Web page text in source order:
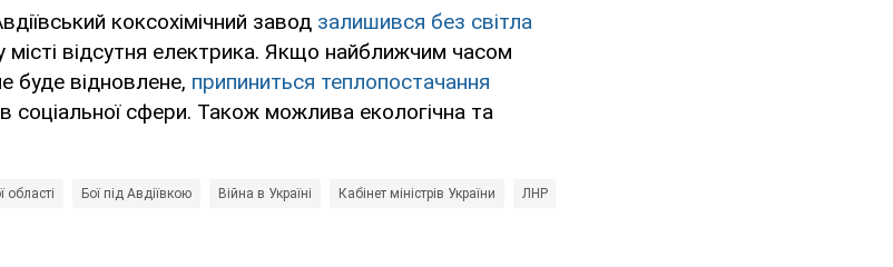
коксохімічний завод залишився без світла
місті відсутня електрика. Якщо найближчим часом
буде відновлене, припиниться теплопостачання
соціальної сфери. Також можлива екологічна та
області Бої під Авдіївкою Війна в Україні Кабінет міністрів України ЛНР